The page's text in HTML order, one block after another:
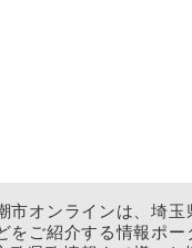
市オンラインは、埼
をご紹介する情報ポー